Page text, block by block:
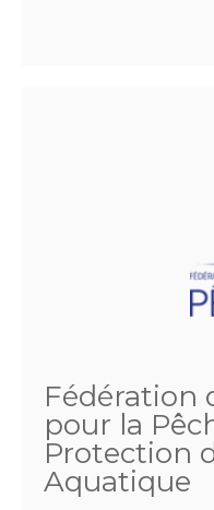
Fédération
pour la
Protection
Aquatique